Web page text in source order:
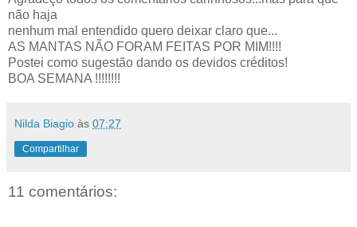
não haja
nenhum mal entendido quero deixar claro que...
AS MANTAS NÃO FORAM FEITAS POR MIM!!!!
Postei como sugestão dando os devidos créditos!
BOA SEMANA !!!!!!!!
Nilda Biagio às 07:27
Compartilhar
11 comentários: